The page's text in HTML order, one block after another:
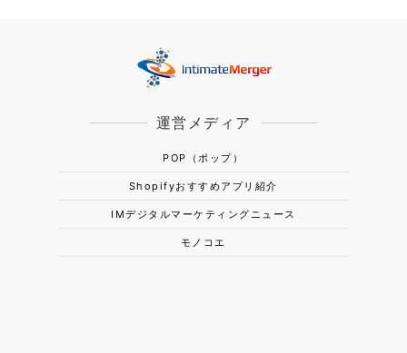
運営メディア
POP（ポップ）
Shopifyおすすめアプリ紹介
IMデジタルマーケティングニュース
モノコエ